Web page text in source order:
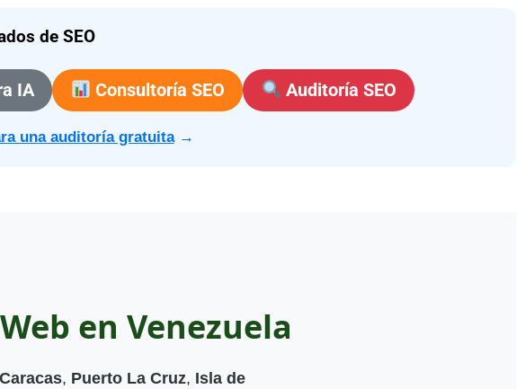
de SEO
IA Consultoría SEO Auditoría SEO
una auditoría gratuita→
en Venezuela
Caracas, Puerto La Cruz, Isla de